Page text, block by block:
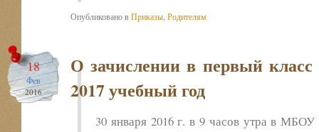
Опубликовано вПриказы Родителям
18
Фев
2016
О зачислении в первый класс
2017 учебный год
30 января 2016 г. в 9 часов утра в